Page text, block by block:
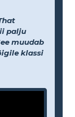
palju
muudab
klassi